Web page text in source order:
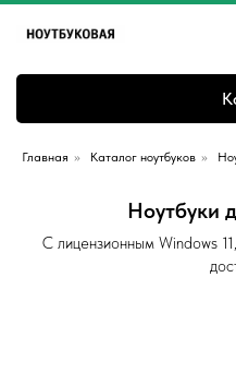
Главная » Каталог ноутбуков »
Ноутбуки
С лицензионным Windows